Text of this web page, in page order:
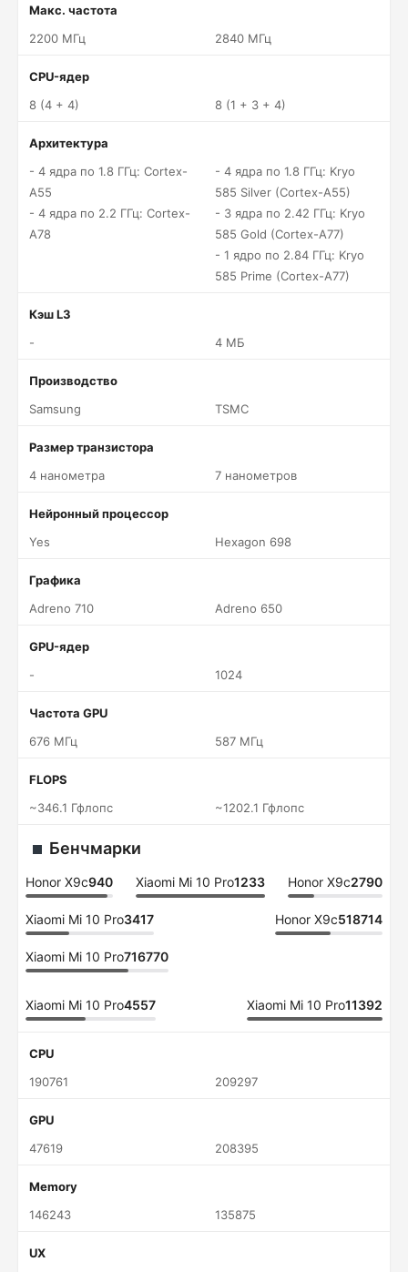
Макс. частота
2200 МГц
2840 МГц
CPU-ядер
8 (4 + 4)
8 (1 + 3 + 4)
Архитектура
- 4 ядра по 1.8 ГГц: Cortex-
A55
- 4 ядра по 2.2 ГГц: Cortex-
A78
- 4 ядра по 1.8 ГГц: Kryo
585 Silver (Cortex-A55)
- 3 ядра по 2.42 ГГц: Kryo
585 Gold (Cortex-A77)
- 1 ядро по 2.84 ГГц: Kryo
585 Prime (Cortex-A77)
Кэш L3
-
4 МБ
Производство
Samsung
TSMC
Размер транзистора
4 нанометра
7 нанометров
Нейронный процессор
Yes
Hexagon 698
Графика
Adreno 710
Adreno 650
GPU-ядер
-
1024
Частота GPU
676 МГц
587 МГц
FLOPS
~346.1 Гфлопс
~1202.1 Гфлопс
Бенчмарки
Honor X9c940 Xiaomi Mi 10 Pro1233 Honor X9c2790
Xiaomi Mi 10 Pro3417 Honor X9c518714
Xiaomi Mi 10 Pro716770
Xiaomi Mi 10 Pro4557 Xiaomi Mi 10 Pro11392
CPU
190761
209297
GPU
47619
208395
Memory
146243
135875
UX